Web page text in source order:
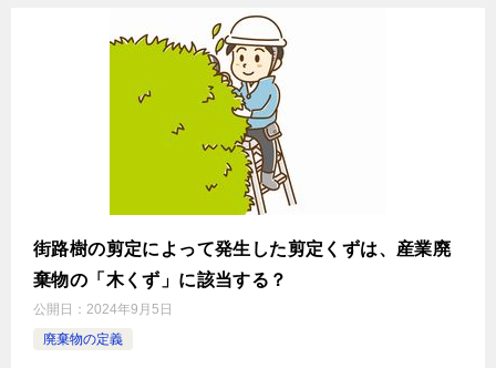
街路樹の剪定によって発生した剪定くずは、産業廃
棄物の「木くず」に該当する？
公開日： 2024年9月5日
廃棄物の定義